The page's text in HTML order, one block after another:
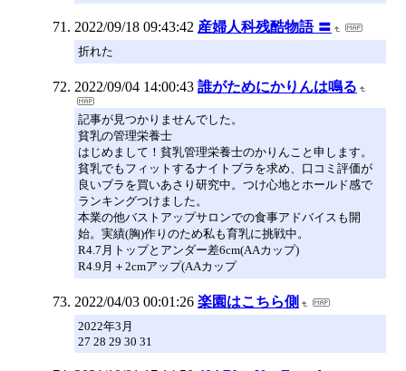
2022/09/18 09:43:42 産婦人科残酷物語 〓
折れた
2022/09/04 14:00:43 誰がためにかりんは鳴る
記事が見つかりませんでした。
貧乳の管理栄養士
はじめまして！貧乳管理栄養士のかりんこと申します。
貧乳でもフィットするナイトブラを求め、口コミ評価が
良いブラを買いあさり研究中。つけ心地とホールド感で
ランキングつけました。
本業の他バストアップサロンでの食事アドバイスも開
始。実績(胸)作りのため私も育乳に挑戦中。
R4.7月トップとアンダー差6cm(AAカップ)
R4.9月＋2cmアップ(AAカップ
2022/04/03 00:01:26 楽園はこちら側
2022年3月
27 28 29 30 31